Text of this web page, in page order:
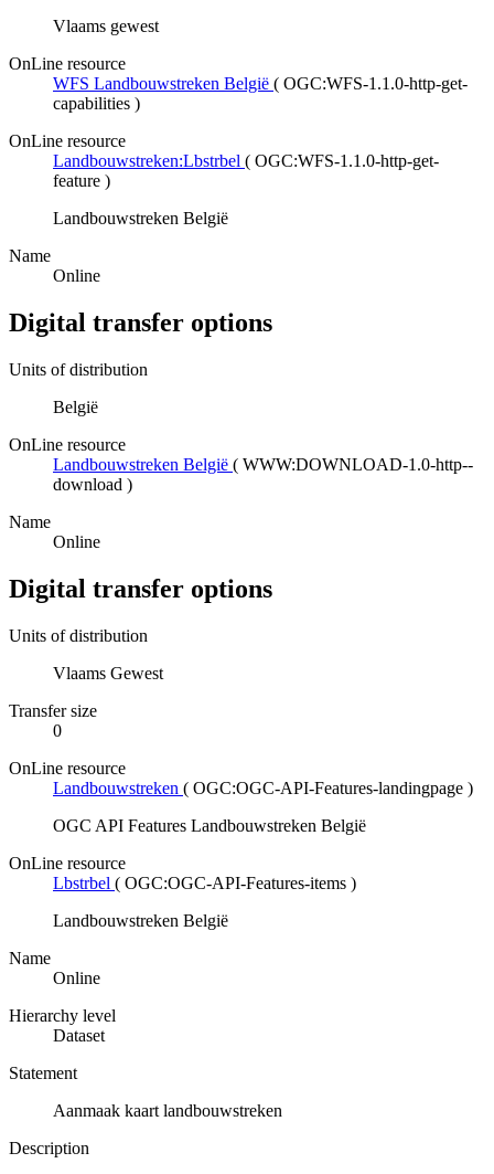
Vlaams gewest
OnLine resource
WFS Landbouwstreken België ( OGC:WFS-1.1.0-http-get-
capabilities )
OnLine resource
Landbouwstreken:Lbstrbel ( OGC:WFS-1.1.0-http-get-
feature )
Landbouwstreken België
Name
Online
Digital transfer options
Units of distribution
België
OnLine resource
Landbouwstreken België ( WWW:DOWNLOAD-1.0-http--
download )
Name
Online
Digital transfer options
Units of distribution
Vlaams Gewest
Transfer size
0
OnLine resource
Landbouwstreken ( OGC:OGC-API-Features-landingpage )
OGC API Features Landbouwstreken België
OnLine resource
Lbstrbel ( OGC:OGC-API-Features-items )
Landbouwstreken België
Name
Online
Hierarchy level
Dataset
Statement
Aanmaak kaart landbouwstreken
Description